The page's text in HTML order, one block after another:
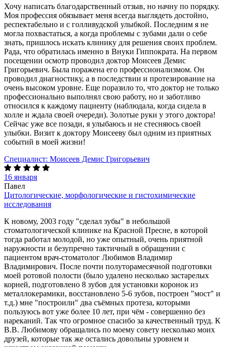
Хочу написать благодарственный отзыв, но начну по порядку.
Моя профессия обязывает меня всегда выглядеть достойно,
респектабельно и с голливудской улыбкой. Последним я не
могла похвастаться, а когда проблемы с зубами дали о себе
знать, пришлось искать клинику для решения своих проблем.
Рада, что обратилась именно в Внуки Гиппократа. На первом
посещении осмотр проводил доктор Моисеев Демис
Григорьевич. Была поражена его профессионализмом. Он
проводил диагностику, а в последствии и протезирование на
очень высоком уровне. Еще поразило то, что доктор не только
профессионально выполнял свою работу, но и заботливо
относился к каждому пациенту (наблюдала, когда сидела в
холле и ждала своей очереди). Золотые руки у этого доктора!
Сейчас уже все позади, я улыбаюсь и не стесняюсь своей
улыбки. Визит к доктору Моисееву был одним из приятных
событий в моей жизни!
Специалист: Моисеев Демис Григорьевич
16 января
Павел
Цитологические, морфологические и гистохимические
исследования
К новому, 2003 году "сделал зубы" в небольшой
стоматологической клинике на Красной Пресне, в которой
тогда работал молодой, но уже опытный, очень приятной
наружности и безупречно тактичный в обращении с
пациентом врач-стоматолог Любимов Владимир
Владимирович. После почти полуторамесячной подготовки
моей ротовой полости (было удалено несколько застарелых
корней, подготовлено 8 зубов для установки коронок из
металлокерамики, восстановлено 5-6 зубов, построен "мост" и
т.д.) мне "построили" два съёмных протеза, которыми
пользуюсь вот уже более 10 лет, при чём - совершенно без
нареканий. Так что огромное спасибо за качественный труд. К
В.В. Любимову обращались по моему совету несколько моих
друзей, которые так же остались довольны уровнем и